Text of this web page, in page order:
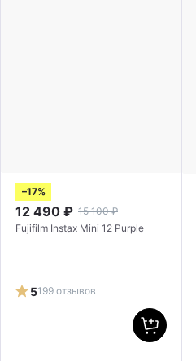
–17%
12 490 ₽ 15 100 ₽
Fujifilm Instax Mini 12 Purple
5199 отзывов